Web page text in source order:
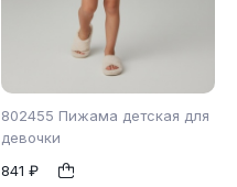
802455 Пижама детская для
девочки
841 ₽
98 104